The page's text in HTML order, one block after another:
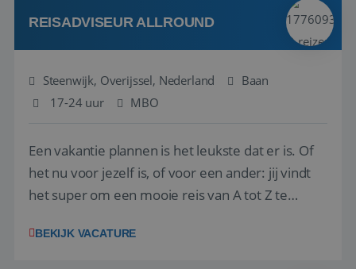
REISADVISEUR ALLROUND
Steenwijk, Overijssel, Nederland
Baan
17-24 uur
MBO
Een vakantie plannen is het leukste dat er is. Of
het nu voor jezelf is, of voor een ander: jij vindt
het super om een mooie reis van A tot Z te
vakantiegangers de meest prachtige plekjes op
BEKIJK VACATURE